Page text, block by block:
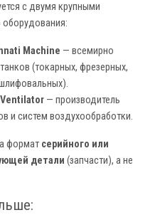
с двумя крупными
Machine — всемирно
(токарных, фрезерных,
— производитель
и систем воздухообработки.
формат серийного или
детали (запчасти), а не